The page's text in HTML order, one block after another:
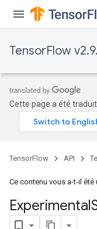
TensorFlow
Cette page a été
TensorFlow API
Ce contenu vous a-t-il été
Experimental